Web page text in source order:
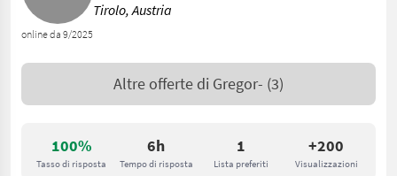
100%
Tasso di risposta
6h
Tempo di risposta
1
Lista preferiti
+200
Visualizzazioni
online da 9/2025
Tirolo, Austria
Altre offerte di Gregor- (3)